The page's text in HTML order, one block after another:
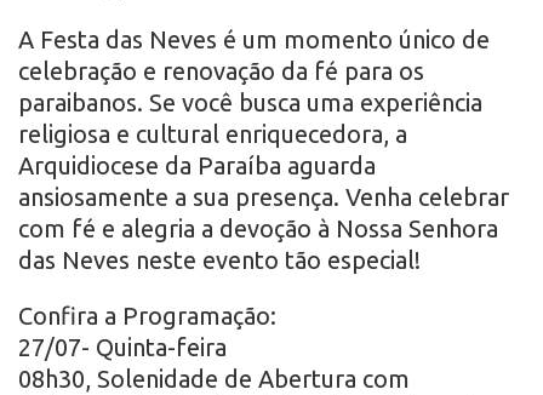
A Festa das Neves é um momento único de
celebração e renovação da fé para os
paraibanos. Se você busca uma experiência
religiosa e cultural enriquecedora, a
Arquidiocese da Paraíba aguarda
ansiosamente a sua presença. Venha celebrar
com fé e alegria a devoção à Nossa Senhora
das Neves neste evento tão especial!
Confira a Programação:
27/07- Quinta-feira
08h30, Solenidade de Abertura com